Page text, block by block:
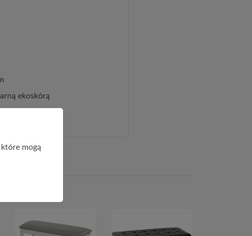
ekoskórą
mogą